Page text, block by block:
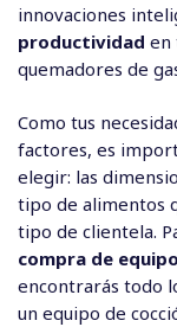
innovaciones
productividad en
quemadores de
Como tus
factores, es
elegir: las
tipo de alimentos
tipo de clientela.
compra de
encontrarás todo
un equipo de